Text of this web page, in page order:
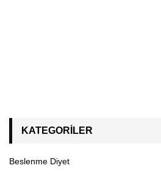
KATEGORILER
Beslenme Diyet